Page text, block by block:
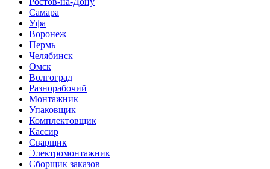
Самара
Уфа
Воронеж
Пермь
Челябинск
Омск
Волгоград
Разнорабочий
Монтажник
Упаковщик
Комплектовщик
Кассир
Сварщик
Электромонтажник
Сборщик заказов